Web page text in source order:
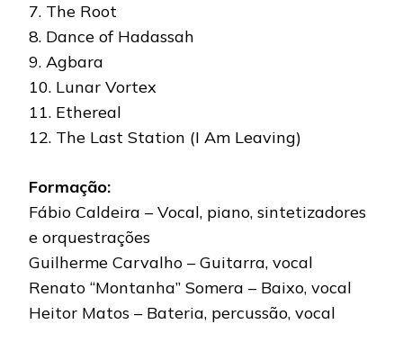
7. The Root
8. Dance of Hadassah
9. Agbara
10. Lunar Vortex
11. Ethereal
12. The Last Station (I Am Leaving)
Formação:
Fábio Caldeira – Vocal, piano, sintetizadores
e orquestrações
Guilherme Carvalho – Guitarra, vocal
Renato “Montanha” Somera – Baixo, vocal
Heitor Matos – Bateria, percussão, vocal